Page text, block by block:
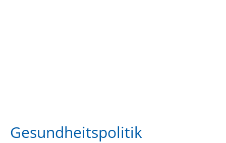
Gesundheitspolitik